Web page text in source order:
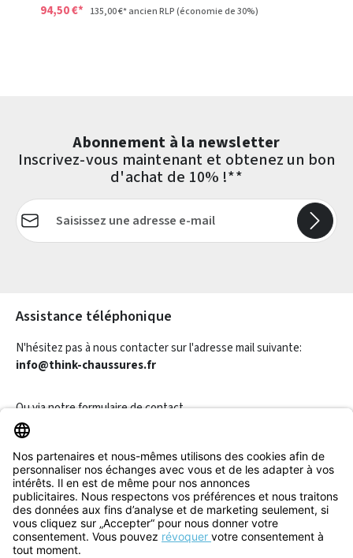
94,50 €* 135,00 €*ancien RLP(économie de 30%)
Abonnement à la newsletter
Inscrivez-vous maintenant et obtenez un bon
d'achat de 10% !**
Adresse e-mail*
Assistance téléphonique
N'hésitez pas à nous contacter sur l'adresse mail suivante:
info@think-chaussures.fr
Ou via notreformulaire de contact.
Révoquer un contrat
Informations